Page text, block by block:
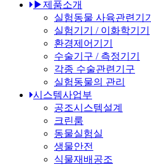
▶제품소개
실험동물 사육관련기기
실험기기 / 이화학기기
환경제어기기
수술기구 / 측정기기
각종 수술관련기구
실험동물의 관리
시스템사업부
공조시스템설계
크린룸
동물실험실
생물안전
식물재배공조